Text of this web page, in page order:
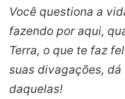
Você questiona a
fazendo por aqui,
Terra, o que te faz
suas divagações,
daquelas!